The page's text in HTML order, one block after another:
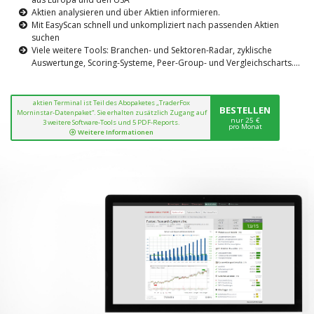
Aktien analysieren und über Aktien informieren.
Mit EasyScan schnell und unkompliziert nach passenden Aktien
suchen
Viele weitere Tools: Branchen- und Sektoren-Radar, zyklische
Auswertunge, Scoring-Systeme, Peer-Group- und Vergleichscharts....
aktien Terminal ist Teil des Abopaketes „TraderFox
Morninstar-Datenpaket“. Sie erhalten zusätzlich Zugang auf
3 weitere Software-Tools und 5 PDF-Reports.
Weitere Informationen
BESTELLEN
nur 25 €
pro Monat